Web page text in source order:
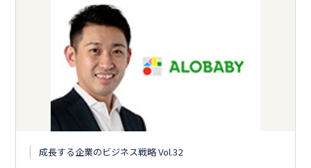
成長する企業のビジネス戦略 Vol.32